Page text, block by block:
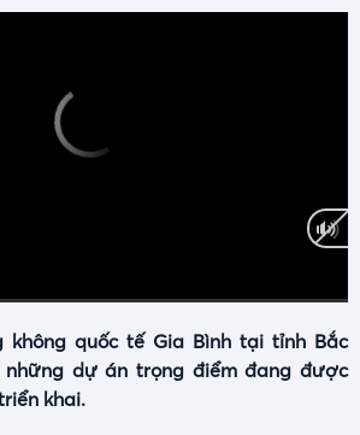
không quốc tế Gia Bình tại tỉnh Bắc
dự án trọng điểm đang được
khai.